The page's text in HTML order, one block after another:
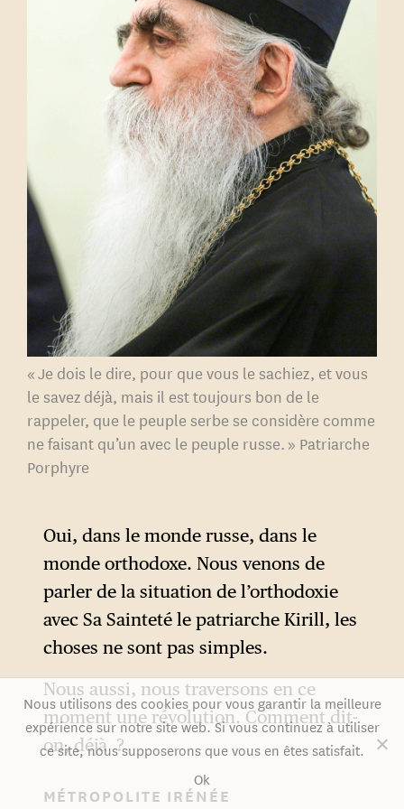
« Je dois le dire, pour que vous le sachiez, et vous
le savez déjà, mais il est toujours bon de le
rappeler, que le peuple serbe se considère comme
ne faisant qu’un avec le peuple russe. » Patriarche
Porphyre
Oui, dans le monde russe, dans le
monde orthodoxe. Nous venons de
parler de la situation de l’orthodoxie
avec Sa Sainteté le patriarche Kirill, les
choses ne sont pas simples.
Nous aussi, nous traversons en ce
moment une révolution. Comment dit-
on, déjà ?
MÉTROPOLITE IRÉNÉE
Nous utilisons des cookies pour vous garantir la meilleure
expérience sur notre site web. Si vous continuez à utiliser
ce site, nous supposerons que vous en êtes satisfait.
Ok